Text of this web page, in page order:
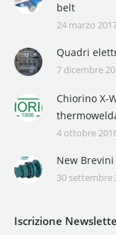
belt
24 marzo
Quadri
7 dicembre
Chiorino X-
4 ottobre
New
30 settembre
Iscrizione